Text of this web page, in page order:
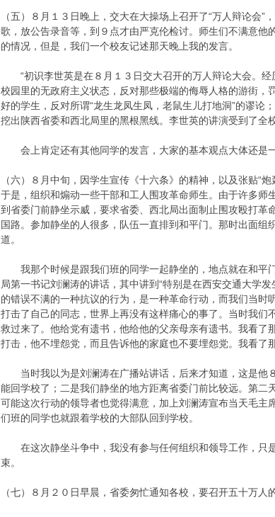
（五）８月１３日晚上，交大在大操场上召开了“万人辩论会
歌，放公告录音等，到９点才由严克伦检讨。师生们不满意
的情况，但是，我们一个校友记述那天晚上我的发言。
“初识李世英是在８月１３日交大召开的万人辩论大会。经
校园里的无政府主义状态，反对那些极端的侮辱人格的游街
好的学生，反对所谓“龙生龙凤生凤，老鼠生儿打地洞”的谬
挖出陕西省委和西北局里的黑根黑线。李世英的讲演受到了全
会上肯定还有其他同学的发言，大家的基本观点大体还是一
（六）８月中旬，因学生宣传《十六条》的精神，以及张贴“
于是，组织和煽动一些干部和工人围攻革命师生。由于许多
到省委门前静坐示威，要求省委、西北局出面制止围攻殴打
国路。参加静坐的人很多，队伍一直排到和平门。那时出面
道。
我那个时候是跟我们班的同学一起静坐的，地点就在和平
局第一书记刘澜涛的讲话，其中讲到“特别是在西安交通大学
的错误不满的一种抗议的行为，是一种革命行动，而我们当
打击了自己的同志，世界上再没有这样痛心的事了。当时我
救过来了。他给党有遗书，他给他的父亲母亲有遗书。我看
打击，他不埋怨党，而且告诉他的家庭也不要埋怨党。我看
当时我以为是刘澜涛在广播站讲话，后来才知道，这是他
能回学校了；二是我们静坐的地方距离省委门前比较远。第二
可能这次行动的领导者也觉得满意，加上刘澜涛宣布当天毛
们班的同学也就跟着学校的大部队回到学校。
在这次静坐斗争中，我没有参与任何组织和领导工作，只
束。
（七）８月２０日早晨，省委匆忙通知各校，要召开五十万